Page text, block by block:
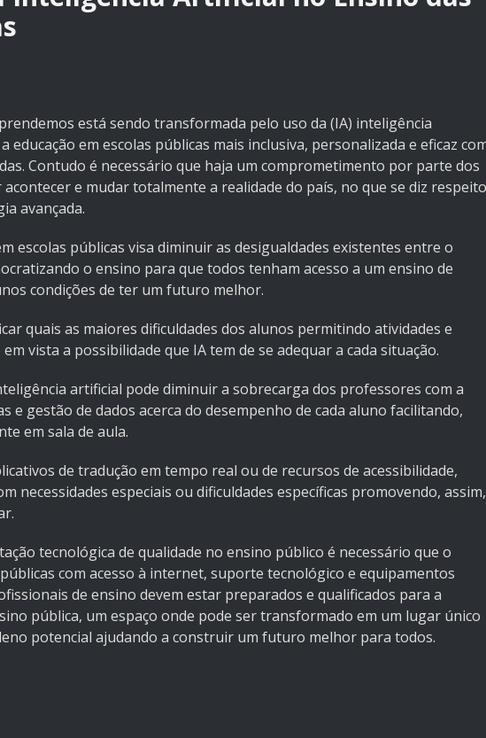
está sendo transformada pelo uso da (IA) inteligência
educação em escolas públicas mais inclusiva, personalizada e eficaz
Contudo é necessário que haja um comprometimento por parte dos
e mudar totalmente a realidade do país, no que se diz respeito
avançada.
escolas públicas visa diminuir as desigualdades existentes entre o
o ensino para que todos tenham acesso a um ensino de
condições de ter um futuro melhor.
quais as maiores dificuldades dos alunos permitindo atividades e
vista a possibilidade que IA tem de se adequar a cada situação.
artificial pode diminuir a sobrecarga dos professores com a
e gestão de dados acerca do desempenho de cada aluno facilitando,
em sala de aula.
de tradução em tempo real ou de recursos de acessibilidade,
necessidades especiais ou dificuldades específicas promovendo, assim,
tecnológica de qualidade no ensino público é necessário que o
com acesso à internet, suporte tecnológico e equipamentos
de ensino devem estar preparados e qualificados para a
pública, um espaço onde pode ser transformado em um lugar único
potencial ajudando a construir um futuro melhor para todos.